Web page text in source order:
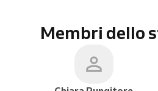
Membri dello